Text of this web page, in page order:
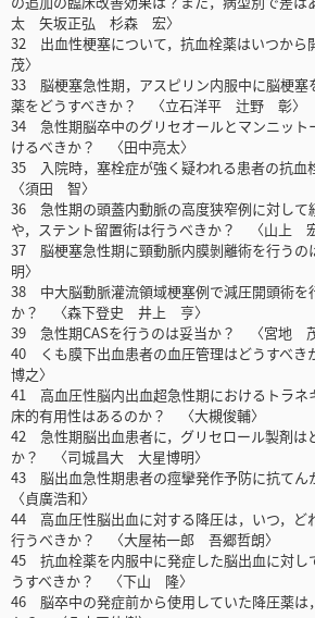
太 矢坂正弘 杉森 宏〉
32 出血性梗塞について，抗血栓薬はいつか
茂〉
33 脳梗塞急性期，アスピリン内服中に脳梗塞
薬をどうすべきか？ 〈立石洋平 辻野 彰〉
34 急性期脳卒中のグリセオールとマンニット
けるべきか？ 〈田中亮太〉
35 入院時，塞栓症が強く疑われる患者の抗血
〈須田 智〉
36 急性期の頭蓋内動脈の高度狭窄例に対して
や，ステント留置術は行うべきか？ 〈山上
37 脳梗塞急性期に頸動脈内膜剝離術を行う
明〉
38 中大脳動脈灌流領域梗塞例で減圧開頭術を
か？ 〈森下登史 井上 亨〉
39 急性期CASを行うのは妥当か？ 〈宮地
40 くも膜下出血患者の血圧管理はどうすべ
博之〉
41 高血圧性脳内出血超急性期におけるトラネ
床的有用性はあるのか？ 〈大槻俊輔〉
42 急性期脳出血患者に，グリセロール製剤は
か？ 〈司城昌大 大星博明〉
43 脳出血急性期患者の痙攣発作予防に抗てん
〈貞廣浩和〉
44 高血圧性脳出血に対する降圧は，いつ，ど
行うべきか？ 〈大屋祐一郎 吾郷哲朗〉
45 抗血栓薬を内服中に発症した脳出血に対し
うすべきか？ 〈下山 隆〉
46 脳卒中の発症前から使用していた降圧薬は